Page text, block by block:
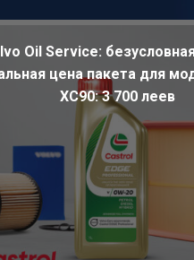
Oil Service:
цена пакета для
XC90: 3 700 леев